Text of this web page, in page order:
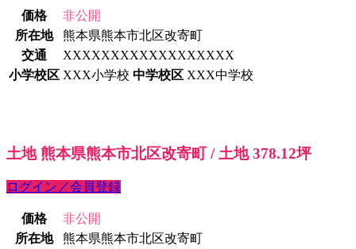
価格
非公開
所在地
熊本県熊本市北区改寄町
交通
XXXXXXXXXXXXXXXXXX
小学校区 XXX小学校 中学校区 XXX中学校
土地 熊本県熊本市北区改寄町 / 土地 378.12坪
ログイン／会員登録
価格
非公開
所在地
熊本県熊本市北区改寄町